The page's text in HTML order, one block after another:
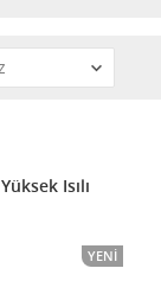
Isılı
YENI